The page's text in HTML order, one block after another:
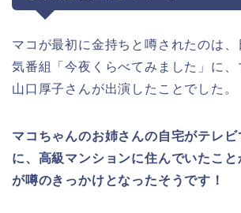
マコが最初に金持ちと噂されたのは、
気番組「今夜くらべてみました」に、
山口厚子さんが出演したことでした。
マコちゃんのお姉さんの自宅がテレ
に、高級マンションに住んでいたこ
が噂のきっかけとなったそうです！